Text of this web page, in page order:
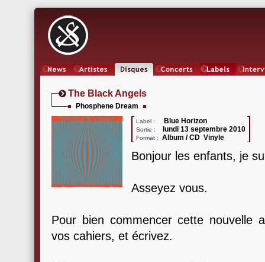
The Black Angels
Phosphene Dream
Label : Blue Horizon
Sortie : lundi 13 septembre 2010
Format : Album / CD Vinyle
Bonjour les enfants, je
Asseyez vous.
Pour bien commencer cette nouvelle
vos cahiers, et écrivez.